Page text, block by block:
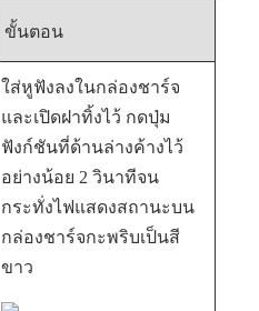
ขั้นตอน
ใส่หูฟังลงในกล่องชาร์จ
และเปิดฝาทิ้งไว้ กดปุ่ม
ฟังก์ชันที่ด้านล่างค้างไว้
อย่างน้อย 2 วินาทีจน
กระทั่งไฟแสดงสถานะบน
กล่องชาร์จกะพริบเป็นสี
ขาว